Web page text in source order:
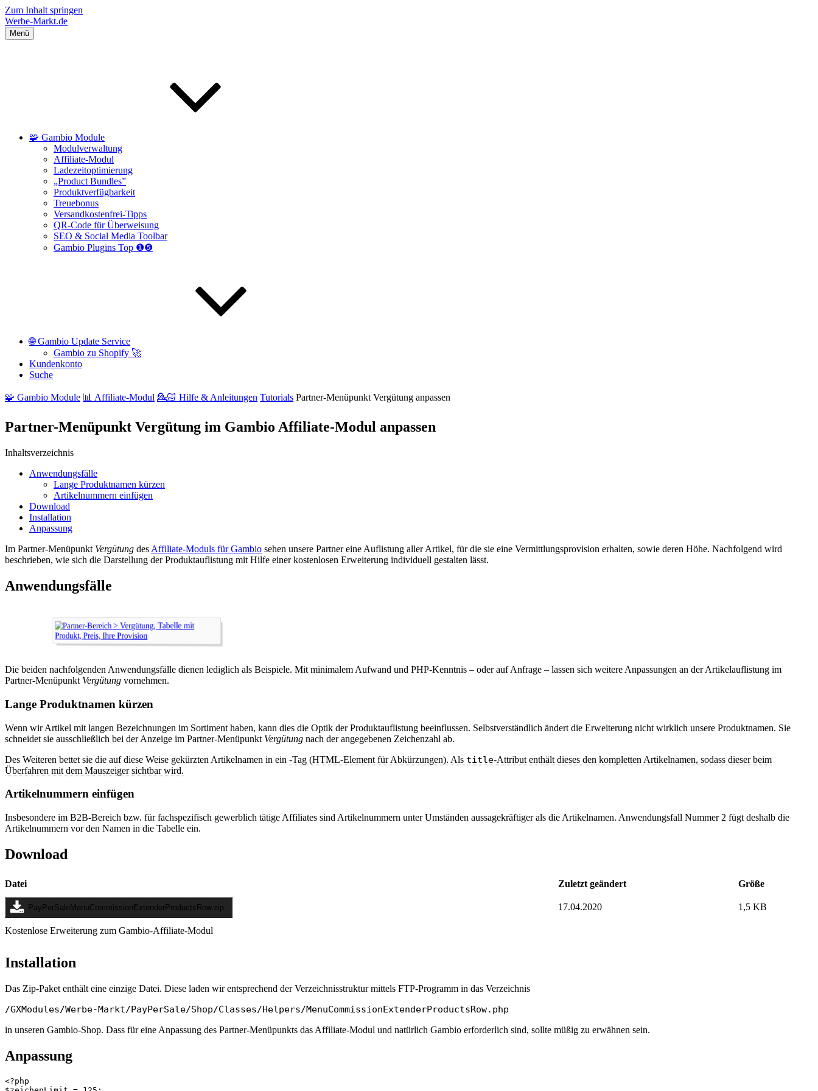
Zum Inhalt springen
Werbe-Markt.de
Menü
🧩 Gambio Module
Modulverwaltung
Affiliate-Modul
Ladezeitoptimierung
„Product Bundles”
Produktverfügbarkeit
Treuebonus
Versandkostenfrei-Tipps
QR-Code für Überweisung
SEO & Social Media Toolbar
Gambio Plugins Top ❶❺
🌐 Gambio Update Service
Gambio zu Shopify 🚀
Kundenkonto
Suche
🧩 Gambio Module 📊 Affiliate-Modul 💁🏻 Hilfe & Anleitungen Tutorials Partner-Menüpunkt Vergütung anpassen
Partner-Menüpunkt Vergütung im Gambio Affiliate-Modul anpassen
Inhaltsverzeichnis
Anwendungsfälle
Lange Produktnamen kürzen
Artikelnummern einfügen
Download
Installation
Anpassung
Im Partner-Menüpunkt Vergütung des Affiliate-Moduls für Gambio sehen unsere Partner eine Auflistung aller Artikel, für die sie eine Vermittlungsprovision erhalten, sowie deren Höhe. Nachfolgend wird
beschrieben, wie sich die Darstellung der Produktauflistung mit Hilfe einer kostenlosen Erweiterung individuell gestalten lässt.
Anwendungsfälle
Die beiden nachfolgenden Anwendungsfälle dienen lediglich als Beispiele. Mit minimalem Aufwand und PHP-Kenntnis – oder auf Anfrage – lassen sich weitere Anpassungen an der Artikelauflistung im
Partner-Menüpunkt Vergütung vornehmen.
Lange Produktnamen kürzen
Wenn wir Artikel mit langen Bezeichnungen im Sortiment haben, kann dies die Optik der Produktauflistung beeinflussen. Selbstverständlich ändert die Erweiterung nicht wirklich unsere Produktnamen. Sie
schneidet sie ausschließlich bei der Anzeige im Partner-Menüpunkt Vergütung nach der angegebenen Zeichenzahl ab.
Des Weiteren bettet sie die auf diese Weise gekürzten Artikelnamen in ein -Tag (HTML-Element für Abkürzungen). Als title-Attribut enthält dieses den kompletten Artikelnamen, sodass dieser beim
Überfahren mit dem Mauszeiger sichtbar wird.
Artikelnummern einfügen
Insbesondere im B2B-Bereich bzw. für fachspezifisch gewerblich tätige Affiliates sind Artikelnummern unter Umständen aussagekräftiger als die Artikelnamen. Anwendungsfall Nummer 2 fügt deshalb die
Artikelnummern vor den Namen in die Tabelle ein.
Download
Datei Zuletzt geändert Größe
PayPerSaleMenuCommissionExtenderProductsRow.zip 17.04.2020 1,5 KB
Kostenlose Erweiterung zum Gambio-Affiliate-Modul
Installation
Das Zip-Paket enthält eine einzige Datei. Diese laden wir entsprechend der Verzeichnisstruktur mittels FTP-Programm in das Verzeichnis
/GXModules/Werbe-Markt/PayPerSale/Shop/Classes/Helpers/MenuCommissionExtenderProductsRow.php
in unseren Gambio-Shop. Dass für eine Anpassung des Partner-Menüpunkts das Affiliate-Modul und natürlich Gambio erforderlich sind, sollte müßig zu erwähnen sein.
Anpassung
<?php